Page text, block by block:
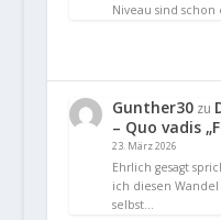
Niveau sind
Gunther30zu
– Quo vadis
23. März 2026
Ehrlich gesagt
ich diesen
selbst…